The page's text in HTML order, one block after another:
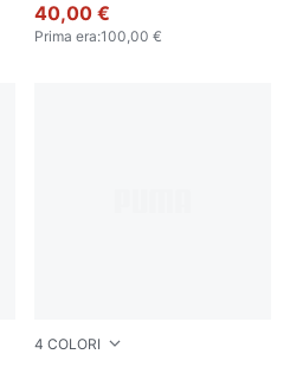
40,00 €
Prima era:100,00 €
4 COLORI